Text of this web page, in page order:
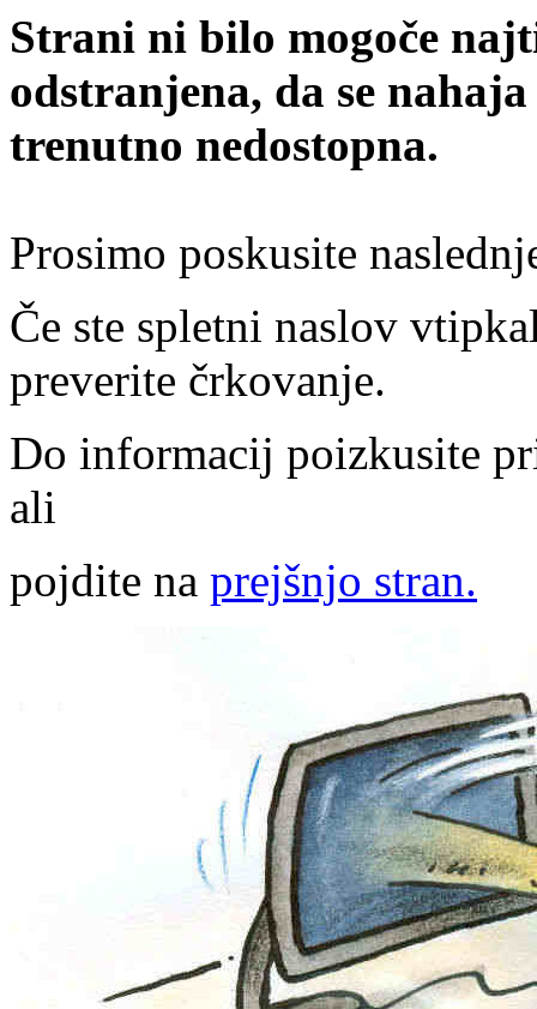
Strani ni bilo mogoče
odstranjena, da se
trenutno nedostopna.
Prosimo poskusite
Če ste spletni naslov
preverite črkovanje.
Do informacij poizkusite
ali
pojdite na prejšnjo stran.